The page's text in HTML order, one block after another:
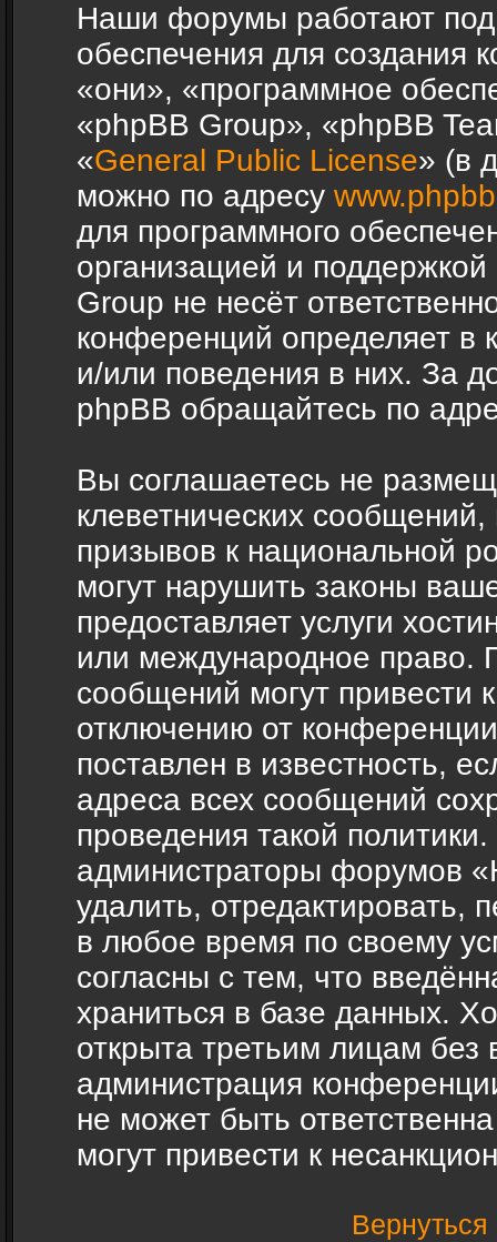
Наши форумы работают под
обеспечения для создания
«они», «программное
«phpBB Group», «phpBB
«General Public License» (в
можно по адресу
для программного
организацией и
Group не несёт
конференций определяет в
и/или поведения в них. За
phpBB обращайтесь по
Вы соглашаетесь не
клеветнических
призывов к национальной
могут нарушить законы
предоставляет услуги
или международное право.
сообщений могут привести
отключению от
поставлен в известность,
адреса всех сообщений
проведения такой
администраторы форумов
удалить, отредактировать,
в любое время по своему
согласны с тем, что
храниться в базе данных.
открыта третьим лицам
администрация
не может быть
могут привести к